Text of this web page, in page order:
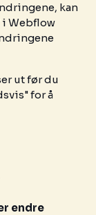
kan
Webflow
ut før du
for å
endre